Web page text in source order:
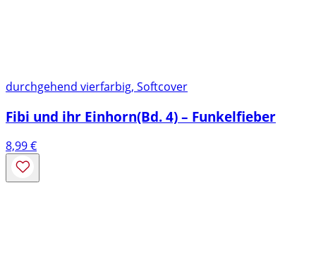
durchgehend vierfarbig, Softcover
Fibi und ihr Einhorn(Bd. 4) – Funkelfieber
8,99€